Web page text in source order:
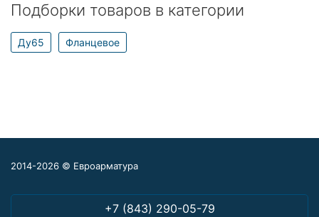
Подборки товаров в категории
Ду65 Фланцевое
2014-2026 © Евроарматура
+7 (843) 290-05-79